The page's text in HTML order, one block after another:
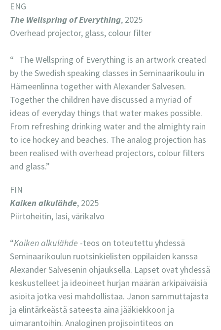
ENG
The Wellspring of Everything, 2025
Overhead projector, glass, colour filter
“ The Wellspring of Everything is an artwork created
by the Swedish speaking classes in Seminaarikoulu in
Hämeenlinna together with Alexander Salvesen.
Together the children have discussed a myriad of
ideas of everyday things that water makes possible.
From refreshing drinking water and the almighty rain
to ice hockey and beaches. The analog projection has
been realised with overhead projectors, colour filters
and glass.”
FIN
Kaiken alkulähde, 2025
Piirtoheitin, lasi, värikalvo
“Kaiken alkulähde -teos on toteutettu yhdessä
Seminaarikoulun ruotsinkielisten oppilaiden kanssa
Alexander Salvesenin ohjauksella. Lapset ovat yhdessä
keskustelleet ja ideoineet hurjan määrän arkipäiväisiä
asioita jotka vesi mahdollistaa. Janon sammuttajasta
ja elintärkeästä sateesta aina jääkiekkoon ja
uimarantoihin. Analoginen projisointiteos on